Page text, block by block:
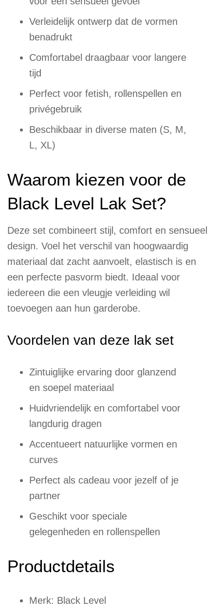
Verleidelijk ontwerp dat de vormen
benadrukt
Comfortabel draagbaar voor langere
tijd
Perfect voor fetish, rollenspellen en
privégebruik
Beschikbaar in diverse maten (S, M,
L, XL)
Waarom kiezen voor de
Black Level Lak Set?
Deze set combineert stijl, comfort en sensueel
design. Voel het verschil van hoogwaardig
materiaal dat zacht aanvoelt, elastisch is en
een perfecte pasvorm biedt. Ideaal voor
iedereen die een vleugje verleiding wil
toevoegen aan hun garderobe.
Voordelen van deze lak set
Zintuiglijke ervaring door glanzend
en soepel materiaal
Huidvriendelijk en comfortabel voor
langdurig dragen
Accentueert natuurlijke vormen en
curves
Perfect als cadeau voor jezelf of je
partner
Geschikt voor speciale
gelegenheden en rollenspellen
Productdetails
Merk: Black Level